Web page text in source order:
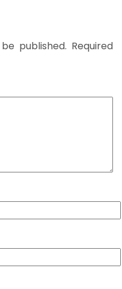
published. Required